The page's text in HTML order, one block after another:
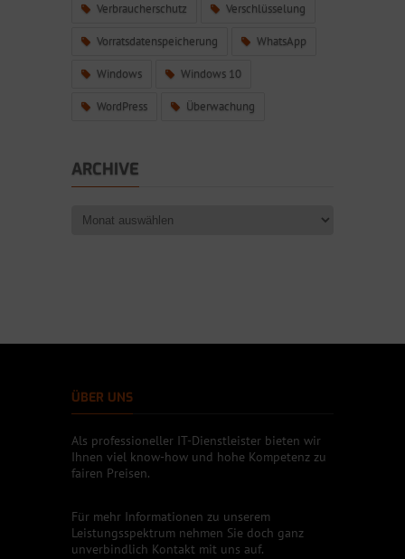
Verbraucherschutz Verschlüsselung
Vorratsdatenspeicherung WhatsApp
Windows Windows 10
WordPress Überwachung
ARCHIVE
ÜBER UNS
Als professioneller IT-Dienstleister bieten wir
Ihnen viel know-how und hohe Kompetenz zu
fairen Preisen.
Für mehr Informationen zu unserem
Leistungsspektrum nehmen Sie doch ganz
unverbindlich Kontakt mit uns auf.